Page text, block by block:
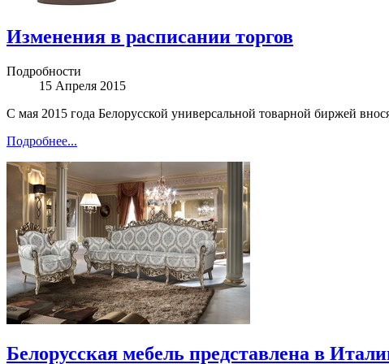
Изменения в расписании торгов
Подробности
15 Апреля 2015
С мая 2015 года Белорусской универсальной товарной биржей
Подробнее...
Белорусская мебель представлена в